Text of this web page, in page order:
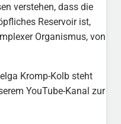
verstehen, dass die
Reservoir ist,
Organismus, von
Kromp-Kolb steht
YouTube-Kanal zur